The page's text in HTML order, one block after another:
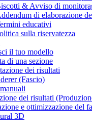
& Avviso di
di elaborazione
educativi
sulla riservatezza
il tuo modello
di una sezione
dei risultati
(Fascio)
dei risultati
e ottimizzazione del
3D